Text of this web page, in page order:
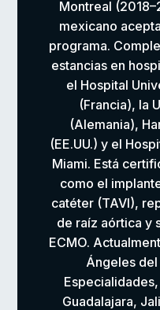
Montreal
mexicano
programa.
estancias en
el Hospital
(Francia), la
(Alemania),
(EE.UU.) y el
Miami. Está
como el
catéter (TAVI),
de raíz aórtica y
ECMO.
Ángeles
Guadalajara,